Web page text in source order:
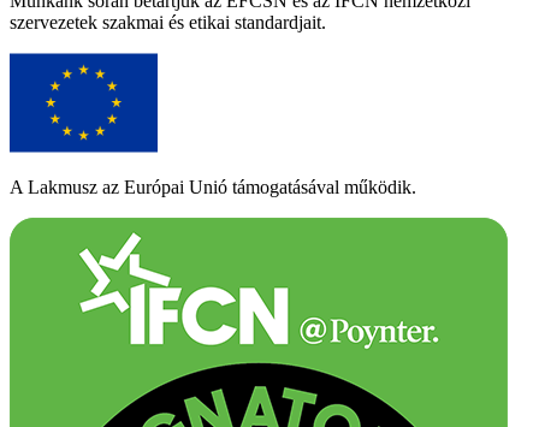
szervezetek szakmai és etikai standardjait.
A Lakmusz az Európai Unió támogatásával működik.